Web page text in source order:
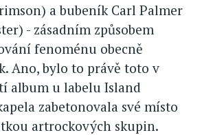
a bubeník Carl Palmer
- zásadním způsobem
fenoménu obecně
Ano, bylo to právě toto v
album u labelu Island
zabetonovala své místo
artrockových skupin.